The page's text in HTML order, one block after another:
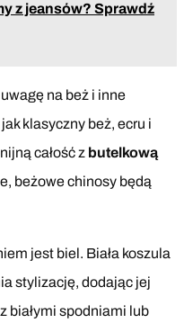
z jeansów? Sprawdź
na beż i inne
klasyczny beż, ecru i
całość z butelkową
beżowe chinosy będą
jest biel. Biała koszula
stylizację, dodając jej
białymi spodniami lub